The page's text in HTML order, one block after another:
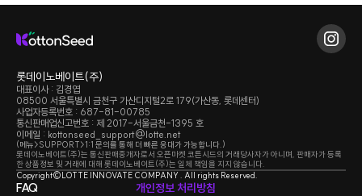
롯데이노베이트(주)
대표이사 : 김경엽
08500 서울특별시 금천구 가산디지털2로 179(가산동, 롯데센터)
사업자등록번호 : 687-81-00785
통신판매업신고번호 : 제 2017-서울금천-1395 호
이메일 : kottonseed_support@lotte.net
(메뉴>SUPPORT>1:1 문의를 통해 더 빠른 응대가 가능합니다.)
롯데이노베이트(주)는 통신판매중개자로서 오픈마켓 코튼시드의 거래당사자가 아니며, 판매자가 등록
한 상품정보 및 거래에 대해 롯데이노베이트(주)는 일체 책임을 지지 않습니다.
Copyright©LOTTE INNOVATE COMPANY . All rights Reserved.
FAQ 개인정보 처리방침